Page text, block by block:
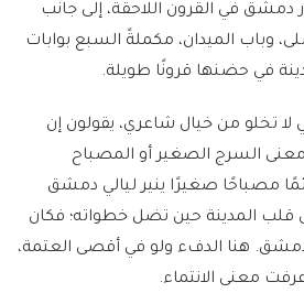
دمشق في القرون اللاحقة، إلى جانب
وباب الميدان، مكملةً السبع بوابات
في حضنها قرونًا طويلة.
لا تخلو من خيال شاعري، يقولون إن
السرج الصغير أو المصباح
مصباحًا صغيرًا ينير ليالي دمشق
قلب المدينة حين تضل خطواته؛ فكان
دمشق. هنا الدفء ولو في أقصى العتمة،
معنى الانتماء.